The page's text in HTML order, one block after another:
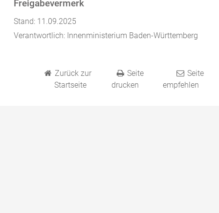
Freigabevermerk
Stand: 11.09.2025
Verantwortlich: Innenministerium Baden-Württemberg
Zurück zur
Startseite
Seite
drucken
Seite
empfehlen